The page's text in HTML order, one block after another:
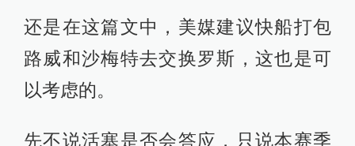
还是在这篇文中，美媒建议快船打包
路威和沙梅特去交换罗斯，这也是可
以考虑的。
先不说活塞是否会答应，只说本赛季